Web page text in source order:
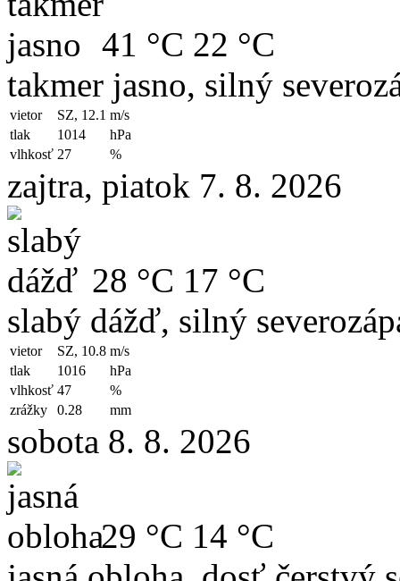
41 °C 22 °C
takmer jasno, silný
vietor SZ, 12.1 m/s
tlak
1014
hPa
vlhkosť 27 %
zajtra, piatok 7. 8. 2026
28 °C 17 °C
slabý dážď, silný
vietor SZ, 10.8 m/s
tlak
1016
hPa
vlhkosť 47
%
zrážky
0.28 mm
sobota 8. 8. 2026
29 °C 14 °C